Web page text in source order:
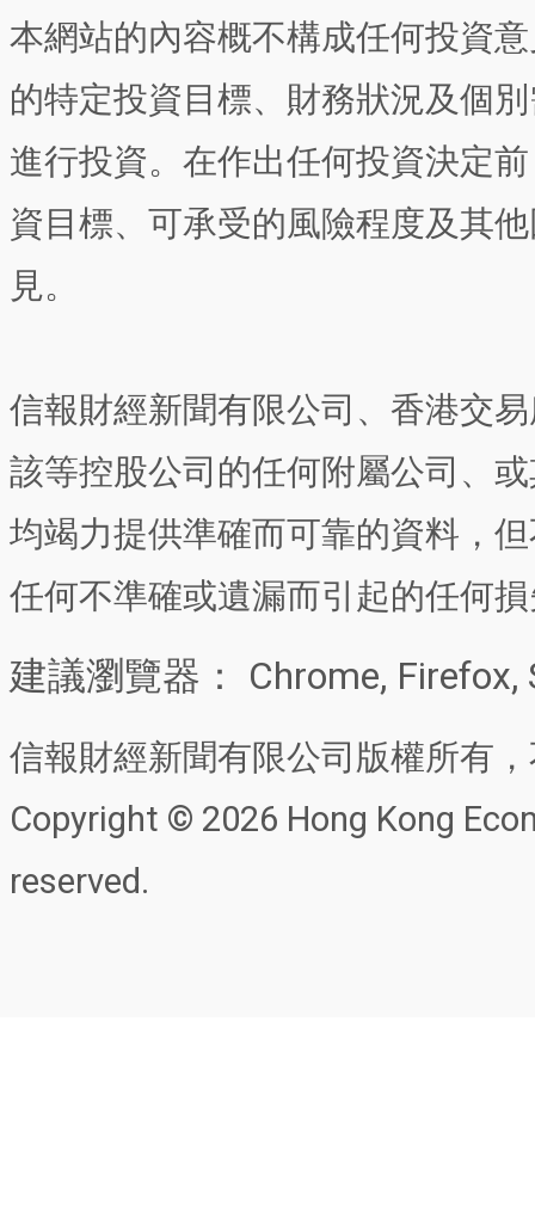
本網站的內容概不構成任何投資
的特定投資目標、財務狀況及個
進行投資。在作出任何投資決定
資目標、可承受的風險程度及其
見。
信報財經新聞有限公司、香港交
該等控股公司的任何附屬公司、
均竭力提供準確而可靠的資料，
任何不準確或遺漏而引起的任何
建議瀏覽器： Chrome, Firefox,
信報財經新聞有限公司版權所有
Copyright © 2026 Hong Kong
reserved.